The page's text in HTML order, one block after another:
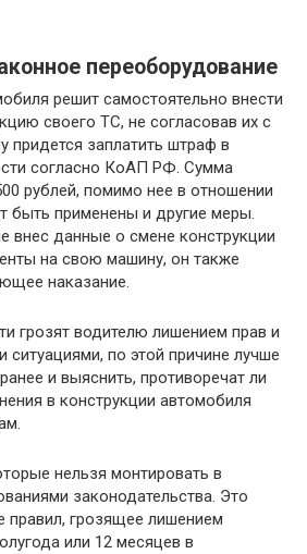
переоборудование
решит самостоятельно внести
своего ТС, не согласовав их с
заплатить штраф в
согласно КоАП РФ. Сумма
рублей, помимо нее в отношении
быть применены и другие меры.
внес данные о смене конструкции
на свою машину, он также
наказание.
грозят водителю лишением прав и
ситуациями, по этой причине лучше
и выяснить, противоречат ли
в конструкции автомобиля
нельзя монтировать в
законодательства. Это
правил, грозящее лишением
или 12 месяцев в